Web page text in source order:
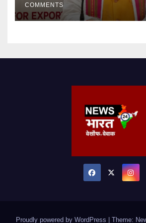
COMMENTS
Proudly powered by WordPress Theme: